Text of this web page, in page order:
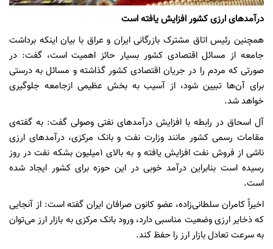
درآمد‌های ارزی کشور افزایش یافته است
همچنین رئیس اتاق مشترک بازرگانی ایران و عراق با بیان اینکه برداشت
جامعه از مسائل اقتصادی کشور بسیار حائز اهمیت است، گفت: در
صورتی که مردم را در جریان اقتصادی کشور گذاشته و مسائل به درستی
برای آن‌ها تبیین شود، از آسیب به بخش عظیمی ازجامعه جلوگیری
خواهد شد.
آل اسحاق در رابطه با افزایش درآمدهای نفتی وصولی گفت: به گفته‌ی
مقامات رسمی کشور مانند وزارت نفت و بانک مرکزی، درآمدهای ارزی
ناشی از فروش نفت افزایش یافته و به بالای 1میلیون بشکه نفت در روز
رسیده است بنابراین درآمد خوبی در این حوزه برای کشور ایجاد شده
است.
اخیراً کامران سلطانی‌زاده، عضو کانون صرافان ایران گفته است: از آنجایی
که ذخایر ارزی وضعیت مناسبی دارد، ورود بانک مرکزی به بازار ارز می‌توان
به سرعت تعادل بازار ارز را حفظ کند.